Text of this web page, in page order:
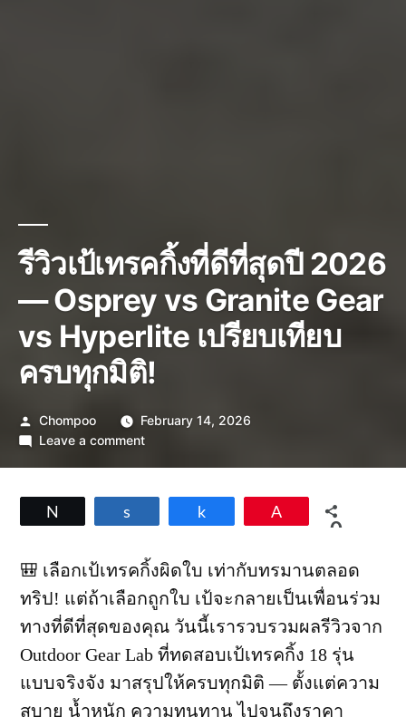
รีวิวเป้เทรคกิ้งที่ดีที่สุดปี 2026
— Osprey vs Granite Gear
vs Hyperlite เปรียบเทียบ
ครบทุกมิติ!
Posted
by
Chompoo
February 14, 2026
Leave a commenton
เทรคกิ้ง
ที่สุด
ปี
2026
Osprey
vs
Granite
Gear
vs
0
🎒 เลือกเป้เทรคกิ้งผิดใบ เท่ากับทรมานตลอด
ทริป! แต่ถ้าเลือกถูกใบ เป้จะกลายเป็นเพื่อนร่วม
ทางที่ดีที่สุดของคุณ วันนี้เรารวบรวมผลรีวิวจาก
Outdoor Gear Lab ที่ทดสอบเป้เทรคกิ้ง 18 รุ่น
แบบจริงจัง มาสรุปให้ครบทุกมิติ — ตั้งแต่ความ
สบาย น้ำหนัก ความทนทาน ไปจนถึงราคา